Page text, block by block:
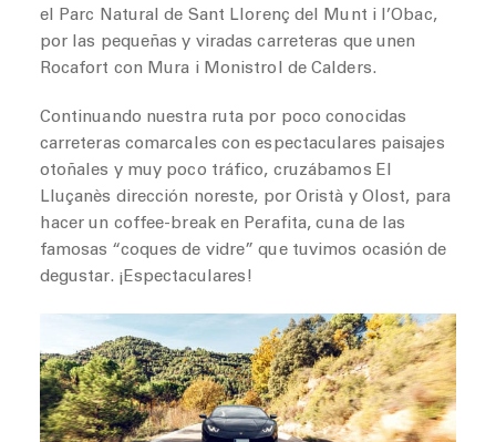
el Parc Natural de Sant Llorenç del Munt i l’Obac,
por las pequeñas y viradas carreteras que unen
Rocafort con Mura i Monistrol de Calders.
Continuando nuestra ruta por poco conocidas
carreteras comarcales con espectaculares paisajes
otoñales y muy poco tráfico, cruzábamos El
Lluçanès dirección noreste, por Oristà y Olost, para
hacer un coffee-break en Perafita, cuna de las
famosas “coques de vidre” que tuvimos ocasión de
degustar. ¡Espectaculares!